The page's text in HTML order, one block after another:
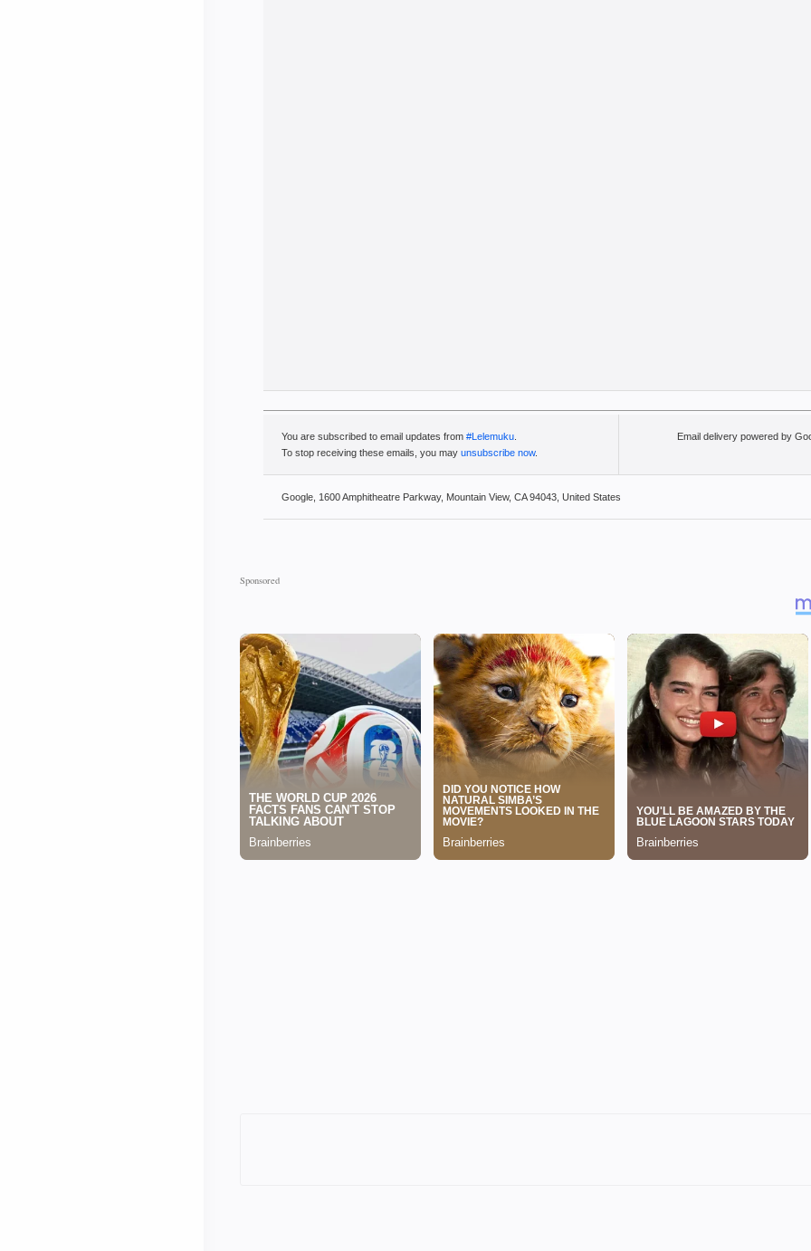
You are subscribed to email updates from #Lelemuku
To stop receiving these emails, you may unsubscribe now.
Email delivery powered by
Google, 1600 Amphitheatre Parkway, Mountain View, CA 94043, United States